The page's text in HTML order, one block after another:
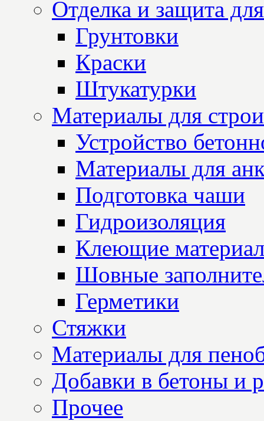
Отделка и защита
Грунтовки
Краски
Штукатурки
Материалы для
Устройство
Материалы для
Подготовка чаши
Гидроизоляция
Клеющие
Шовные
Герметики
Стяжки
Материалы для
Добавки в бетоны и
Прочее